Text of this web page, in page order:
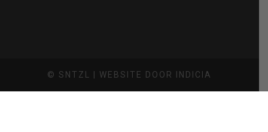
© SNTZL | WEBSITE DOOR INDICIA